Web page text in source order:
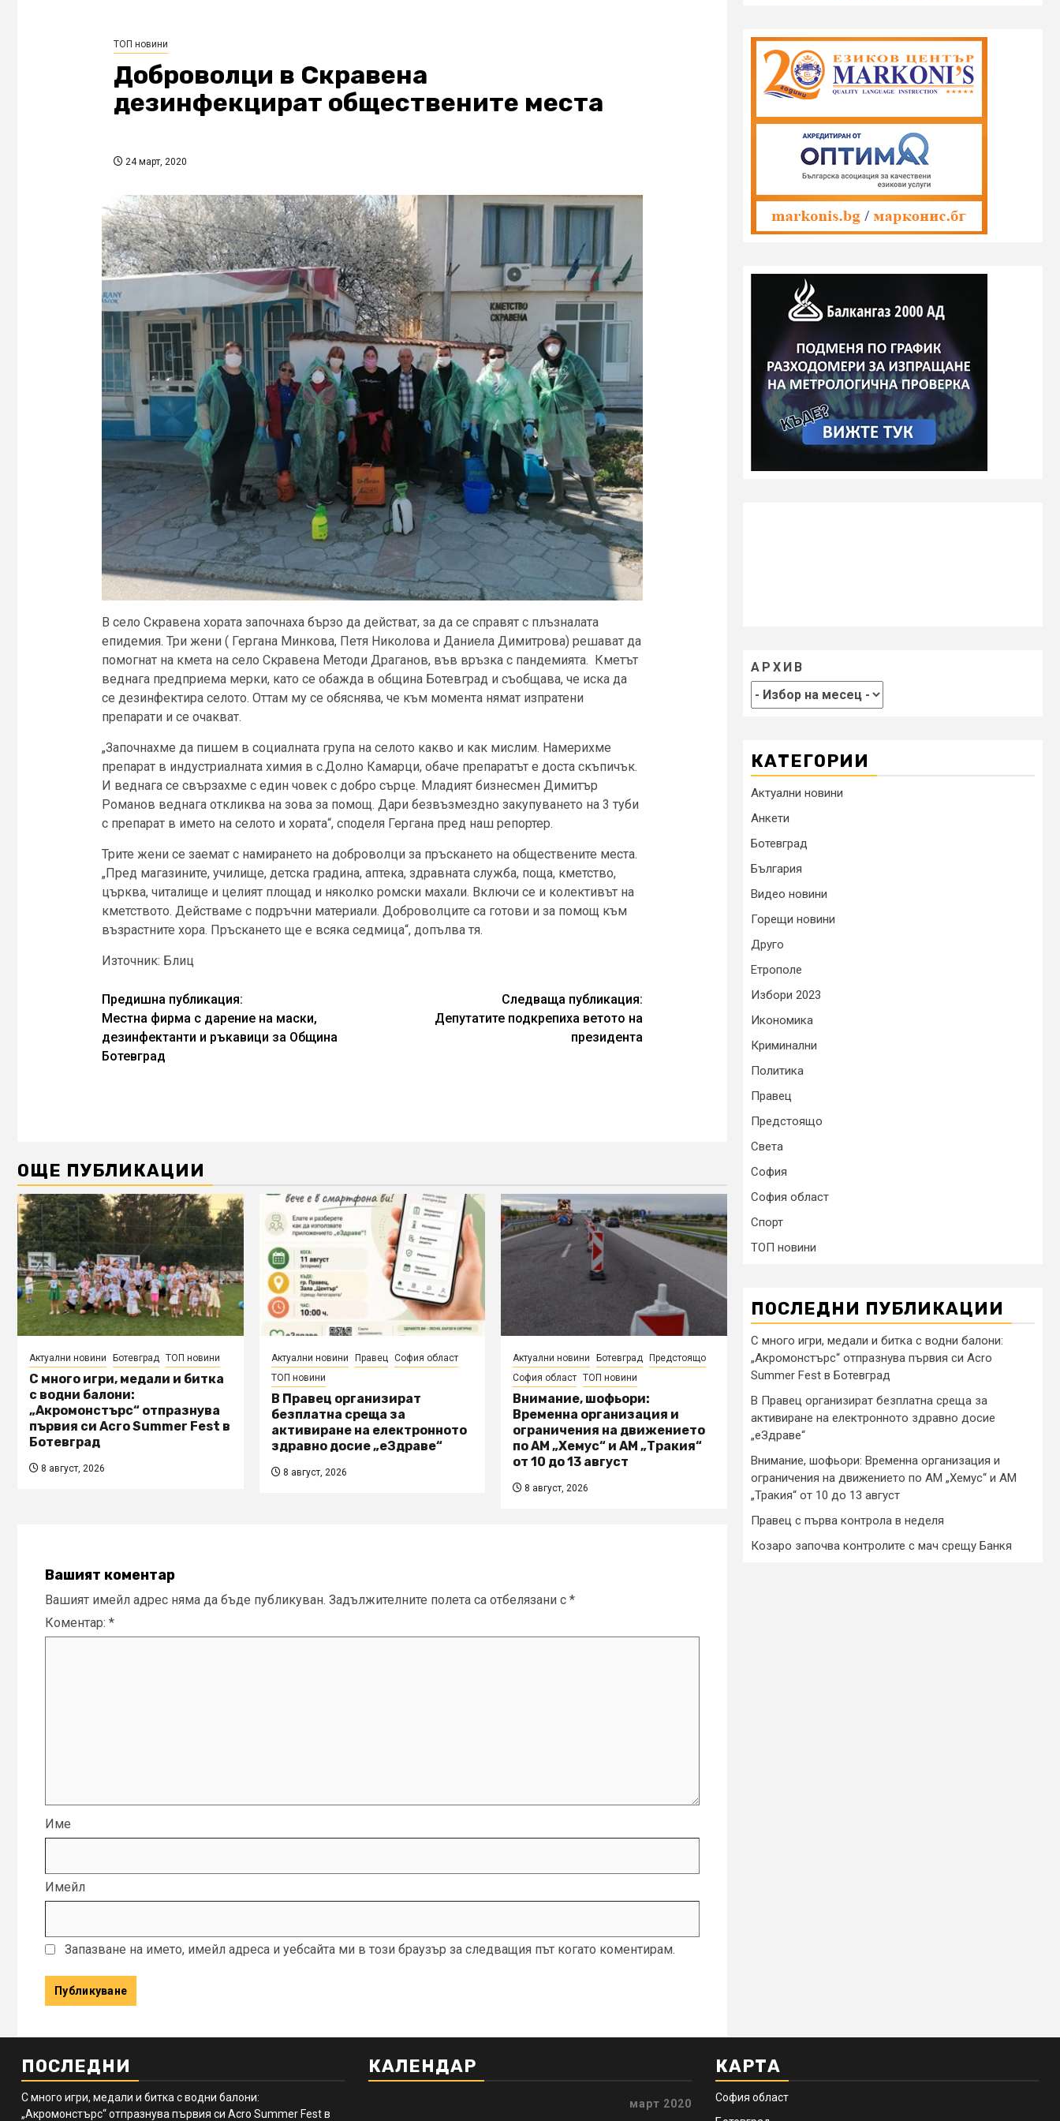
ТОП новини
Доброволци в Скравена
дезинфекцират обществените места
24 март, 2020
В село Скравена хората започнаха бързо да действат, за да се справят с плъзналата
епидемия. Три жени ( Гергана Минкова, Петя Николова и Даниела Димитрова) решават да
помогнат на кмета на село Скравена Методи Драганов, във връзка с пандемията. Кметът
веднага предприема мерки, като се обажда в община Ботевград и съобщава, че иска да
се дезинфектира селото. Оттам му се обяснява, че към момента нямат изпратени
препарати и се очакват.
„Започнахме да пишем в социалната група на селото какво и как мислим. Намерихме
препарат в индустриалната химия в с.Долно Камарци, обаче препаратът е доста скъпичък.
И веднага се свързахме с един човек с добро сърце. Младият бизнесмен Димитър
Романов веднага откликва на зова за помощ. Дари безвъзмездно закупуването на 3 туби
с препарат в името на селото и хората“, споделя Гергана пред наш репортер.
Трите жени се заемат с намирането на доброволци за пръскането на обществените места.
„Пред магазините, училище, детска градина, аптека, здравната служба, поща, кметство,
църква, читалище и целият площад и няколко ромски махали. Включи се и колективът на
кметството. Действаме с подръчни материали. Доброволците са готови и за помощ към
възрастните хора. Пръскането ще е всяка седмица“, допълва тя.
Източник: Блиц
Continue
Reading
Предишна публикация:
Местна фирма с дарение на маски,
дезинфектанти и ръкавици за Община
Ботевград
Следваща публикация:
Депутатите подкрепиха ветото на
президента
ОЩЕ ПУБЛИКАЦИИ
Актуални новини Ботевград ТОП новини
С много игри, медали и битка
с водни балони:
„Акромонстърс“ отпразнува
първия си Acro Summer Fest в
Ботевград
8 август, 2026
Актуални новини Правец
София област
ТОП новини
В Правец организират
безплатна среща за
активиране на електронното
здравно досие „еЗдраве“
8 август, 2026
Актуални новини Ботевград
Предстоящо
София област ТОП новини
Внимание, шофьори:
Временна организация и
ограничения на движението
по АМ „Хемус“ и АМ „Тракия“
от 10 до 13 август
8 август, 2026
Вашият коментар
Вашият имейл адрес няма да бъде публикуван. Задължителните полета са отбелязани с *
Коментар: *
Име
Имейл
Запазване на името, имейл адреса и уебсайта ми в този браузър за следващия път когато коментирам.
АРХИВ
КАТЕГОРИИ
Актуални новини
Анкети
Ботевград
България
Видео новини
Горещи новини
Друго
Етрополе
Избори 2023
Икономика
Криминални
Политика
Правец
Предстоящо
Света
София
София област
Спорт
ТОП новини
ПОСЛЕДНИ ПУБЛИКАЦИИ
С много игри, медали и битка с водни балони:
„Акромонстърс“ отпразнува първия си Acro
Summer Fest в Ботевград
В Правец организират безплатна среща за
активиране на електронното здравно досие
„еЗдраве“
Внимание, шофьори: Временна организация и
ограничения на движението по АМ „Хемус“ и АМ
„Тракия“ от 10 до 13 август
Правец с първа контрола в неделя
Козаро започва контролите с мач срещу Банкя
ПОСЛЕДНИ
С много игри, медали и битка с водни балони:
„Акромонстърс“ отпразнува първия си Acro Summer Fest в
КАЛЕНДАР
март 2020
КАРТА
София област